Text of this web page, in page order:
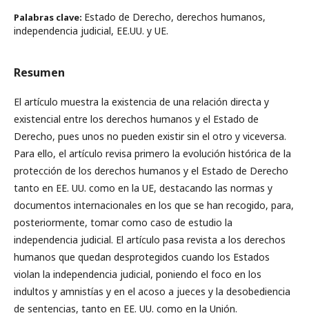
Palabras clave: Estado de Derecho, derechos humanos,
independencia judicial, EE.UU. y UE.
Resumen
El artículo muestra la existencia de una relación directa y
existencial entre los derechos humanos y el Estado de
Derecho, pues unos no pueden existir sin el otro y viceversa.
Para ello, el artículo revisa primero la evolución histórica de la
protección de los derechos humanos y el Estado de Derecho
tanto en EE. UU. como en la UE, destacando las normas y
documentos internacionales en los que se han recogido, para,
posteriormente, tomar como caso de estudio la
independencia judicial. El artículo pasa revista a los derechos
humanos que quedan desprotegidos cuando los Estados
violan la independencia judicial, poniendo el foco en los
indultos y amnistías y en el acoso a jueces y la desobediencia
de sentencias, tanto en EE. UU. como en la Unión.